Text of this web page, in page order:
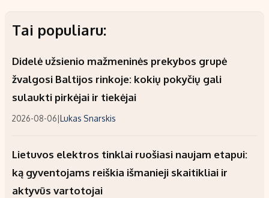
Tai populiaru:
Didelė užsienio mažmeninės prekybos grupė
žvalgosi Baltijos rinkoje: kokių pokyčių gali
sulaukti pirkėjai ir tiekėjai
2026-08-06|Lukas Snarskis
Lietuvos elektros tinklai ruošiasi naujam etapui:
ką gyventojams reiškia išmanieji skaitikliai ir
aktyvūs vartotojai